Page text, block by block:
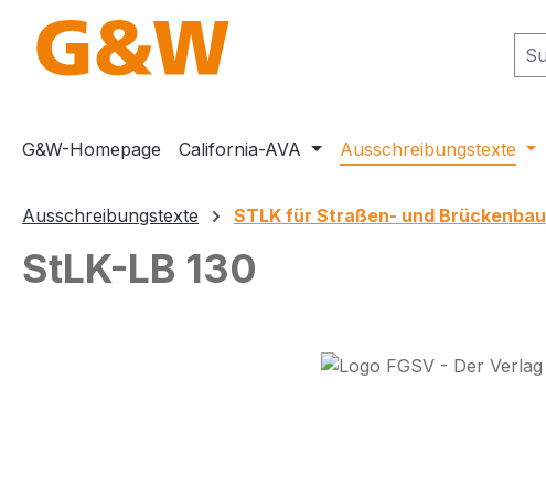
Hauptinhalt springen
Zur Suche springen
Zur Hauptnavigation springen
G&W-Homepage California-AVA Ausschreibungstexte
Ausschreibungstexte STLK für Straßen- und Brückenbau
StLK-LB 130